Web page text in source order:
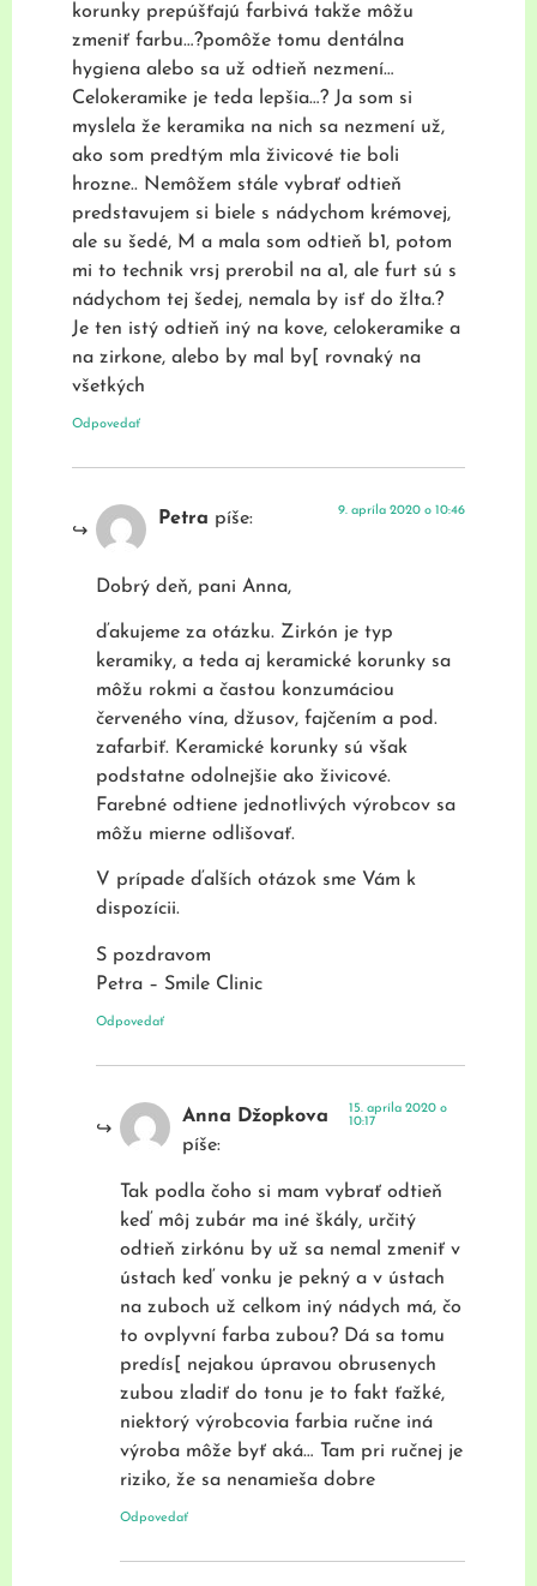
korunky prepúšťajú farbivá takže môžu
zmeniť farbu…?pomôže tomu dentálna
hygiena alebo sa už odtieň nezmení…
Celokeramike je teda lepšia…? Ja som si
myslela že keramika na nich sa nezmení už,
ako som predtým mla živicové tie boli
hrozne.. Nemôžem stále vybrať odtieň
predstavujem si biele s nádychom krémovej,
ale su šedé, M a mala som odtieň b1, potom
mi to technik vrsj prerobil na a1, ale furt sú s
nádychom tej šedej, nemala by isť do žlta.?
Je ten istý odtieň iný na kove, celokeramike a
na zirkone, alebo by mal by[ rovnaký na
všetkých
Odpovedať
Petra píše: 9. apríla 2020 o 10:46
Dobrý deň, pani Anna,
ďakujeme za otázku. Zirkón je typ
keramiky, a teda aj keramické korunky sa
môžu rokmi a častou konzumáciou
červeného vína, džusov, fajčením a pod.
zafarbiť. Keramické korunky sú však
podstatne odolnejšie ako živicové.
Farebné odtiene jednotlivých výrobcov sa
môžu mierne odlišovať.
V prípade ďalších otázok sme Vám k
dispozícii.
S pozdravom
Petra – Smile Clinic
Odpovedať
Anna Džopkova
píše:
15. apríla 2020 o
10:17
Tak podla čoho si mam vybrať odtieň
keď môj zubár ma iné škály, určitý
odtieň zirkónu by už sa nemal zmeniť v
ústach keď vonku je pekný a v ústach
na zuboch už celkom iný nádych má, čo
to ovplyvní farba zubou? Dá sa tomu
predís[ nejakou úpravou obrusenych
zubou zladiť do tonu je to fakt ťažké,
niektorý výrobcovia farbia ručne iná
výroba môže byť aká… Tam pri ručnej je
riziko, že sa nenamieša dobre
Odpovedať